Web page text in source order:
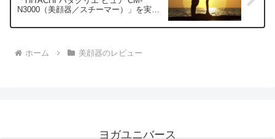
N3000（美顔器／スチーマー）」を実際
ホーム 美顔器のレビュー
ヨガユニバース